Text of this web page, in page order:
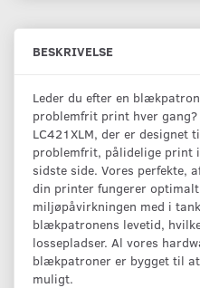
BESKRIVELSE
Leder du efter en
problemfrit print hver
LC421XLM, der er designet
problemfrit, pålidelige print
sidste side. Vores perfekte,
din printer fungerer
miljøpåvirkningen med i
blækpatronens levetid,
lossepladser. Al vores
blækpatroner er bygget til
muligt.